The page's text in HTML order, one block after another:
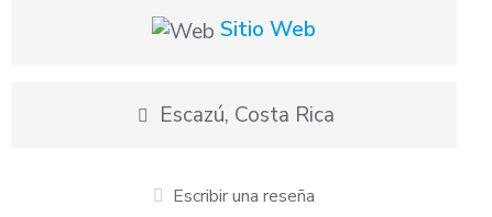
Sitio Web
Escazú, Costa Rica
Escribir una reseña